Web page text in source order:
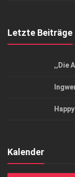
Letzte Beiträge
,,Die
Kalender